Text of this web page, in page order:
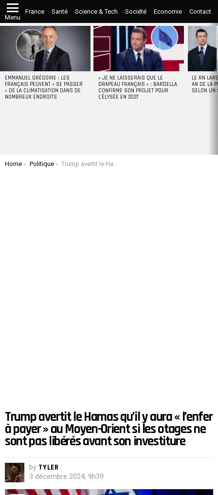
Menu
France Santé Science & Tech Société Economie Contact
STORIES
EMMANUEL GRÉGOIRE : LES
FRANÇAIS PEUVENT « SE PASSER
» DE LA CLIMATISATION DANS DE
NOMBREUX ENDROITS
« JE NE LAISSERAIS QUE LE
DRAPEAU FRANÇAIS » : BARDELLA
CONFIRME SON PROJET POUR
L’ÉLYSÉE EN 2027
LE RN
AN DE LA
SELON UN
You are here:
Home Politique Trump avertit le Hamas qu’il y aura « l’enfer à payer » au Moyen-Orient si les otages ne sont pas libérés avant son investiture
Trump avertit le Hamas qu’il y aura « l’enfer
à payer » au Moyen-Orient si les otages ne
sont pas libérés avant son investiture
by TYLER
3 décembre 2024, 9h39